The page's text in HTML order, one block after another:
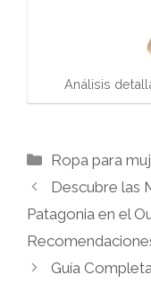
Análisis
Categorías
Ropa para
Descubre las
Patagonia en el
Guía